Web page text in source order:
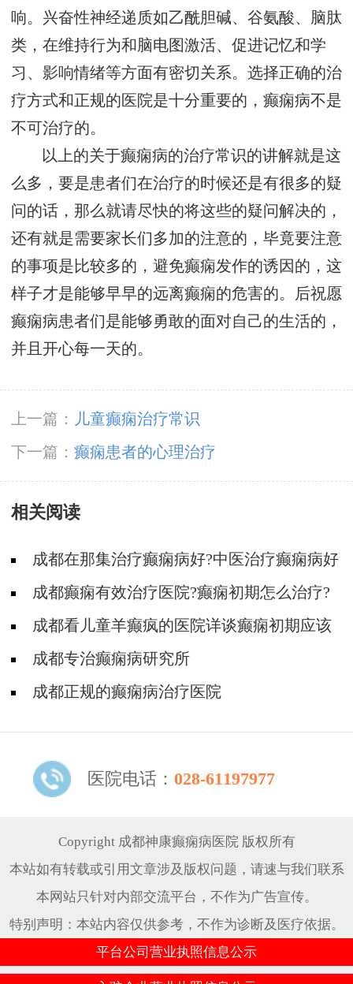
响。兴奋性神经递质如乙酰胆碱、谷氨酸、脑肽
类，在维持行为和脑电图激活、促进记忆和学
习、影响情绪等方面有密切关系。选择正确的治
疗方式和正规的医院是十分重要的，癫痫病不是
不可治疗的。
以上的关于癫痫病的治疗常识的讲解就是这
么多，要是患者们在治疗的时候还是有很多的疑
问的话，那么就请尽快的将这些的疑问解决的，
还有就是需要家长们多加的注意的，毕竟要注意
的事项是比较多的，避免癫痫发作的诱因的，这
样子才是能够早早的远离癫痫的危害的。后祝愿
癫痫病患者们是能够勇敢的面对自己的生活的，
并且开心每一天的。
上一篇：
儿童癫痫治疗常识
下一篇： 癫痫患者的心理治疗
相关阅读
成都在那集治疗癫痫病好?中医治疗癫痫病好
吗?成都癫痫有效治疗医院?癫痫初期怎么治疗?
成都看儿童羊癫疯的医院详谈癫痫初期应该
怎么治疗?
成都专治癫痫病研究所
成都正规的癫痫病治疗医院
医院电话： 028-61197977
Copyright 成都神康癫痫病医院 版权所有
本站如有转载或引用文章涉及版权问题，请速与我们联系
本网站只针对内部交流平台，不作为广告宣传。
特别声明：本站内容仅供参考，不作为诊断及医疗依据。
平台公司营业执照信息公示